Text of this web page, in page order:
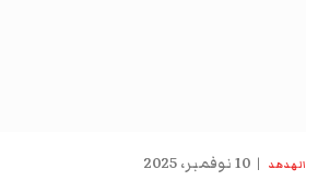
الهدهد 10 نوفمبر، 2025